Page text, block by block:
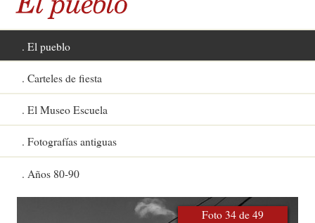
El pueblo
Carteles de fiesta
El Museo Escuela
Fotografías antiguas
Años 80-90
Foto 34 de 49